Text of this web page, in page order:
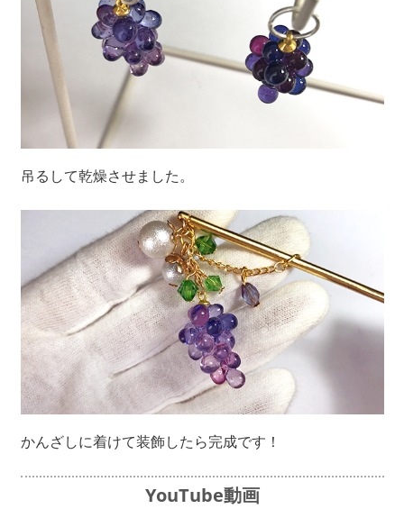
吊るして乾燥させました。
かんざしに着けて装飾したら完成です！
YouTube動画